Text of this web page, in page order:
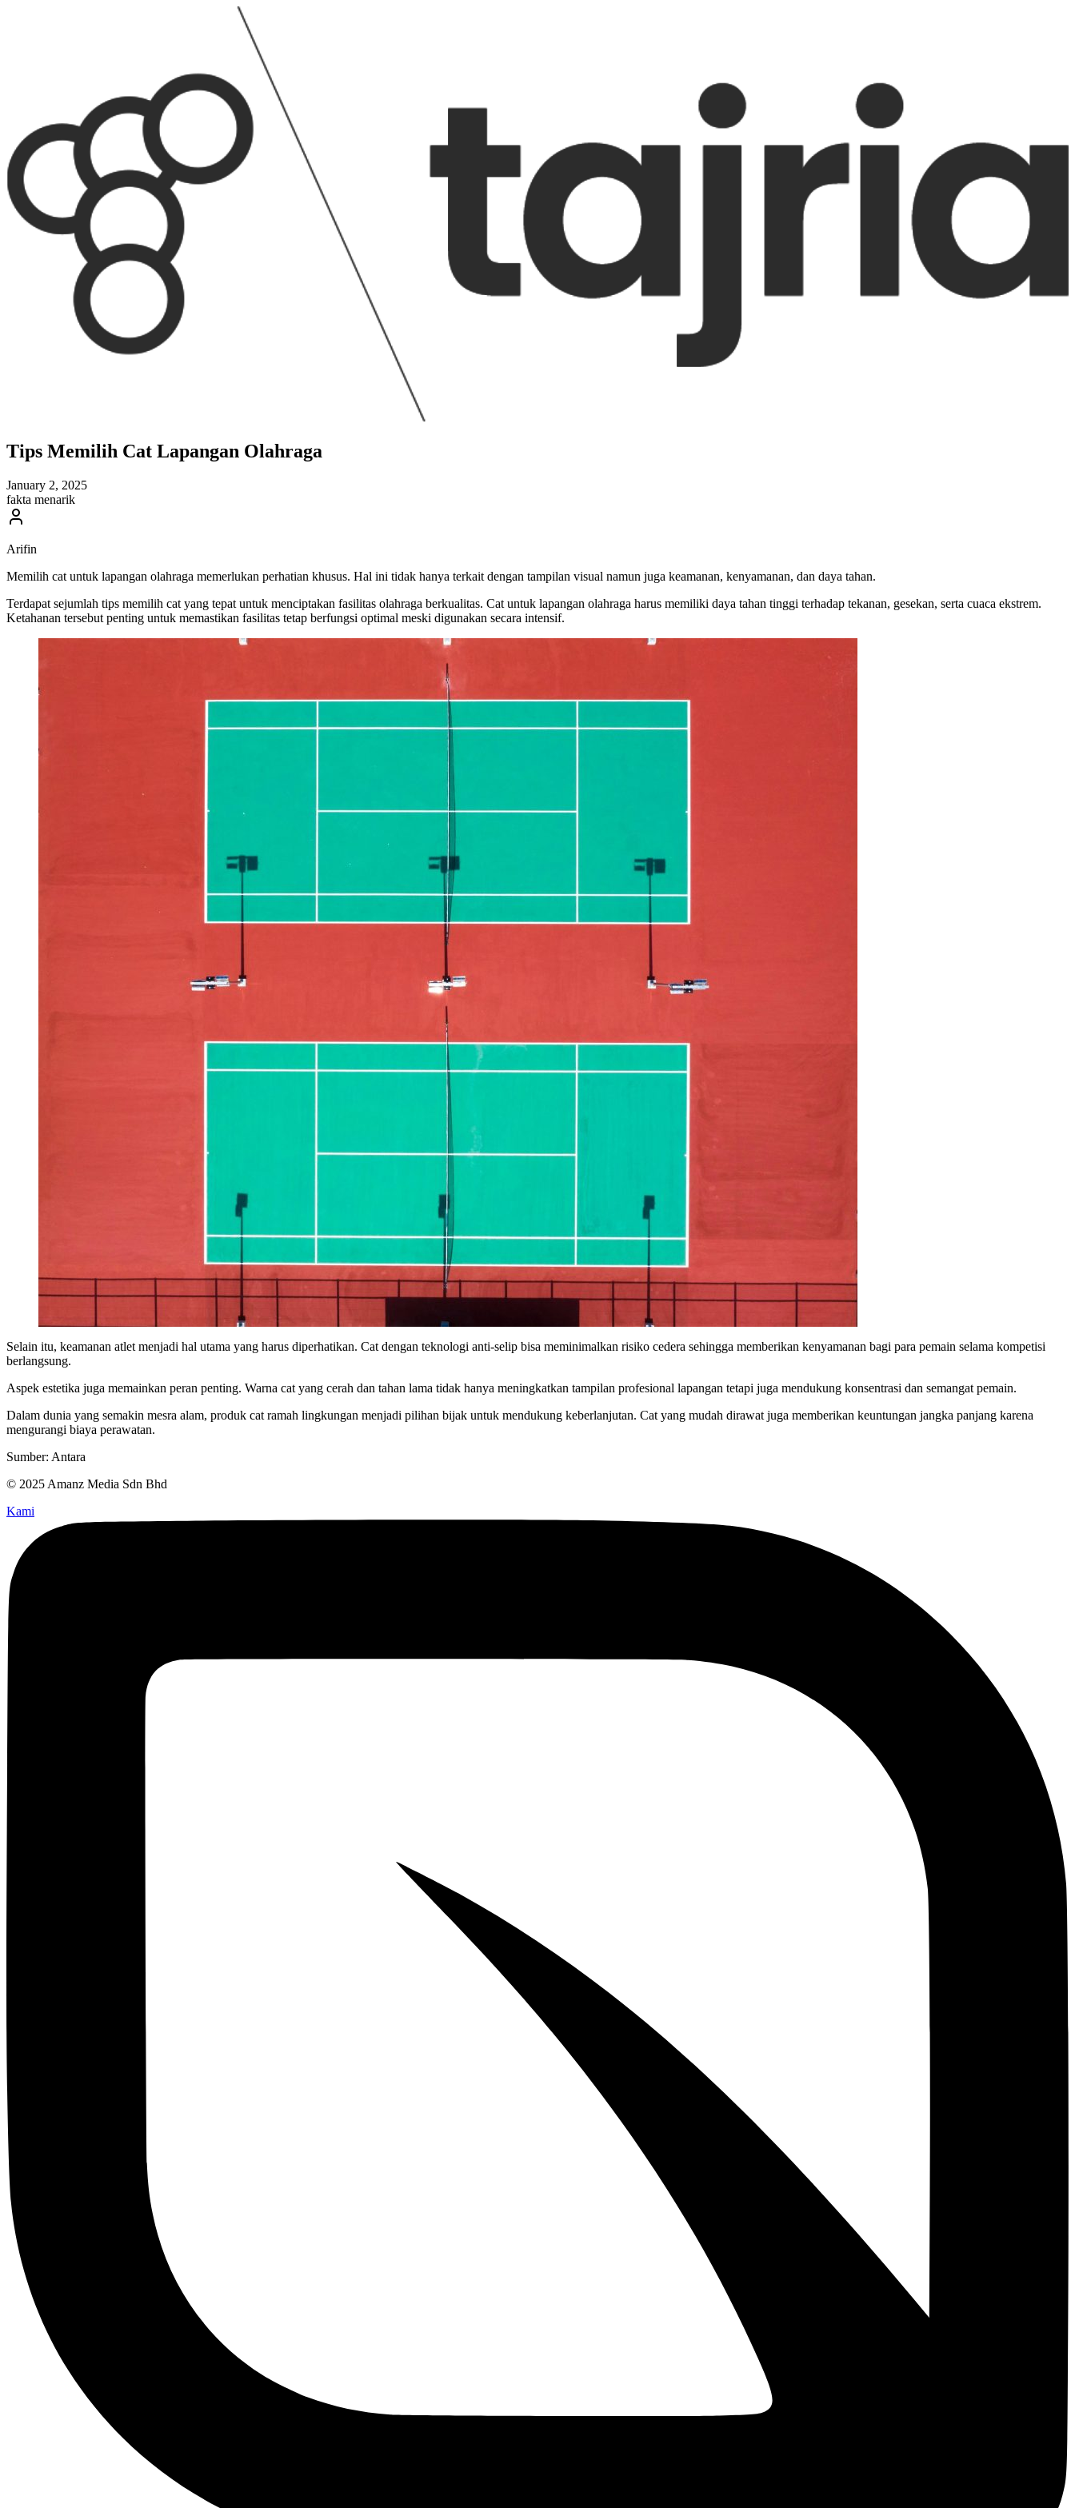
Tips Memilih Cat Lapangan Olahraga
January 2, 2025
fakta menarik
Arifin
Memilih cat untuk lapangan olahraga memerlukan perhatian khusus. Hal ini tidak hanya terkait dengan tampilan visual namun juga keamanan, kenyamanan, dan daya tahan.
Terdapat sejumlah tips memilih cat yang tepat untuk menciptakan fasilitas olahraga berkualitas. Cat untuk lapangan olahraga harus memiliki daya tahan tinggi terhadap tekanan, gesekan, serta cuaca ekstrem.
Ketahanan tersebut penting untuk memastikan fasilitas tetap berfungsi optimal meski digunakan secara intensif.
Selain itu, keamanan atlet menjadi hal utama yang harus diperhatikan. Cat dengan teknologi anti-selip bisa meminimalkan risiko cedera sehingga memberikan kenyamanan bagi para pemain selama kompetisi
berlangsung.
Aspek estetika juga memainkan peran penting. Warna cat yang cerah dan tahan lama tidak hanya meningkatkan tampilan profesional lapangan tetapi juga mendukung konsentrasi dan semangat pemain.
Dalam dunia yang semakin mesra alam, produk cat ramah lingkungan menjadi pilihan bijak untuk mendukung keberlanjutan. Cat yang mudah dirawat juga memberikan keuntungan jangka panjang karena
mengurangi biaya perawatan.
Sumber: Antara
© 2025 Amanz Media Sdn Bhd
Kami